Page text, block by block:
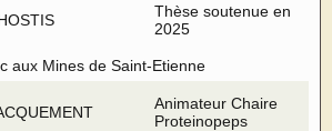
Thèse soutenue en
2025
aux Mines de Saint-Etienne
Animateur Chaire
Proteinopeps